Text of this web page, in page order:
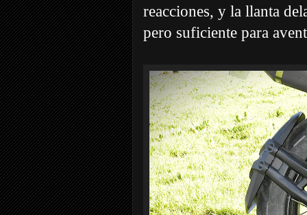
reacciones, y la llanta
pero suficiente para